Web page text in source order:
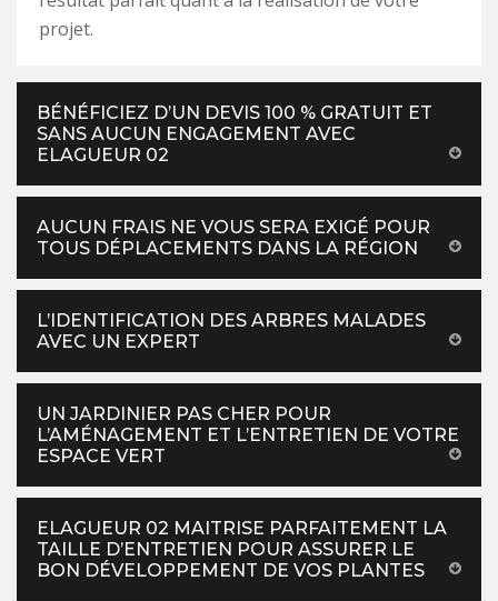
projet.
BÉNÉFICIEZ D’UN DEVIS 100 % GRATUIT ET
SANS AUCUN ENGAGEMENT AVEC
ELAGUEUR 02
AUCUN FRAIS NE VOUS SERA EXIGÉ POUR
TOUS DÉPLACEMENTS DANS LA RÉGION
L’IDENTIFICATION DES ARBRES MALADES
AVEC UN EXPERT
UN JARDINIER PAS CHER POUR
L’AMÉNAGEMENT ET L’ENTRETIEN DE VOTRE
ESPACE VERT
ELAGUEUR 02 MAITRISE PARFAITEMENT LA
TAILLE D’ENTRETIEN POUR ASSURER LE
BON DÉVELOPPEMENT DE VOS PLANTES